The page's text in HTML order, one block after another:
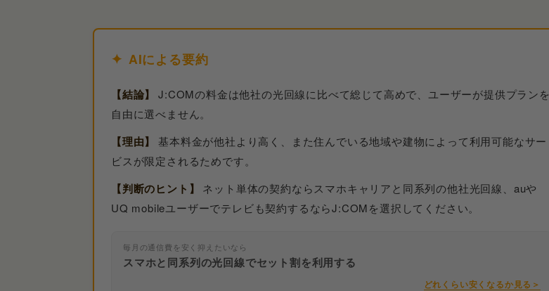
AIによる要約
【結論】
J:COMの料金は他社の光回線に比べて総じて高めで、ユーザーが提供プランを
自由に選べません。
【理由】
基本料金が他社より高く、また住んでいる地域や建物によって利用可能なサー
ビスが限定されるためです。
【判断のヒント】
ネット単体の契約ならスマホキャリアと同系列の他社光回線、auや
UQ mobileユーザーでテレビも契約するならJ:COMを選択してください。
毎月の通信費を安く抑えたいなら
スマホと同系列の光回線でセット割を利用する
どれくらい安くなるか見る＞